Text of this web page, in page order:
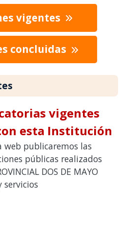
vigentes
concluidas
vigentes
esta Institución
web publicaremos las
públicas realizados
DOS DE MAYO